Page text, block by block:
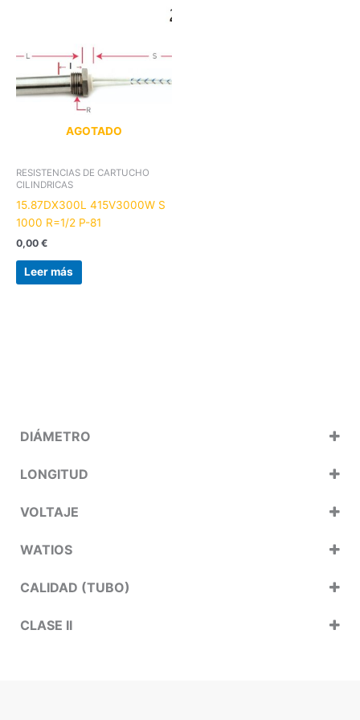
DIÁMETRO
LONGITUD
VOLTAJE
WATIOS
CALIDAD (TUBO)
CLASE II
AGOTADO
RESISTENCIAS DE CARTUCHO
CILINDRICAS
15.87DX300L 415V3000W S
1000 R=1/2 P-81
0,00 €
Leer más